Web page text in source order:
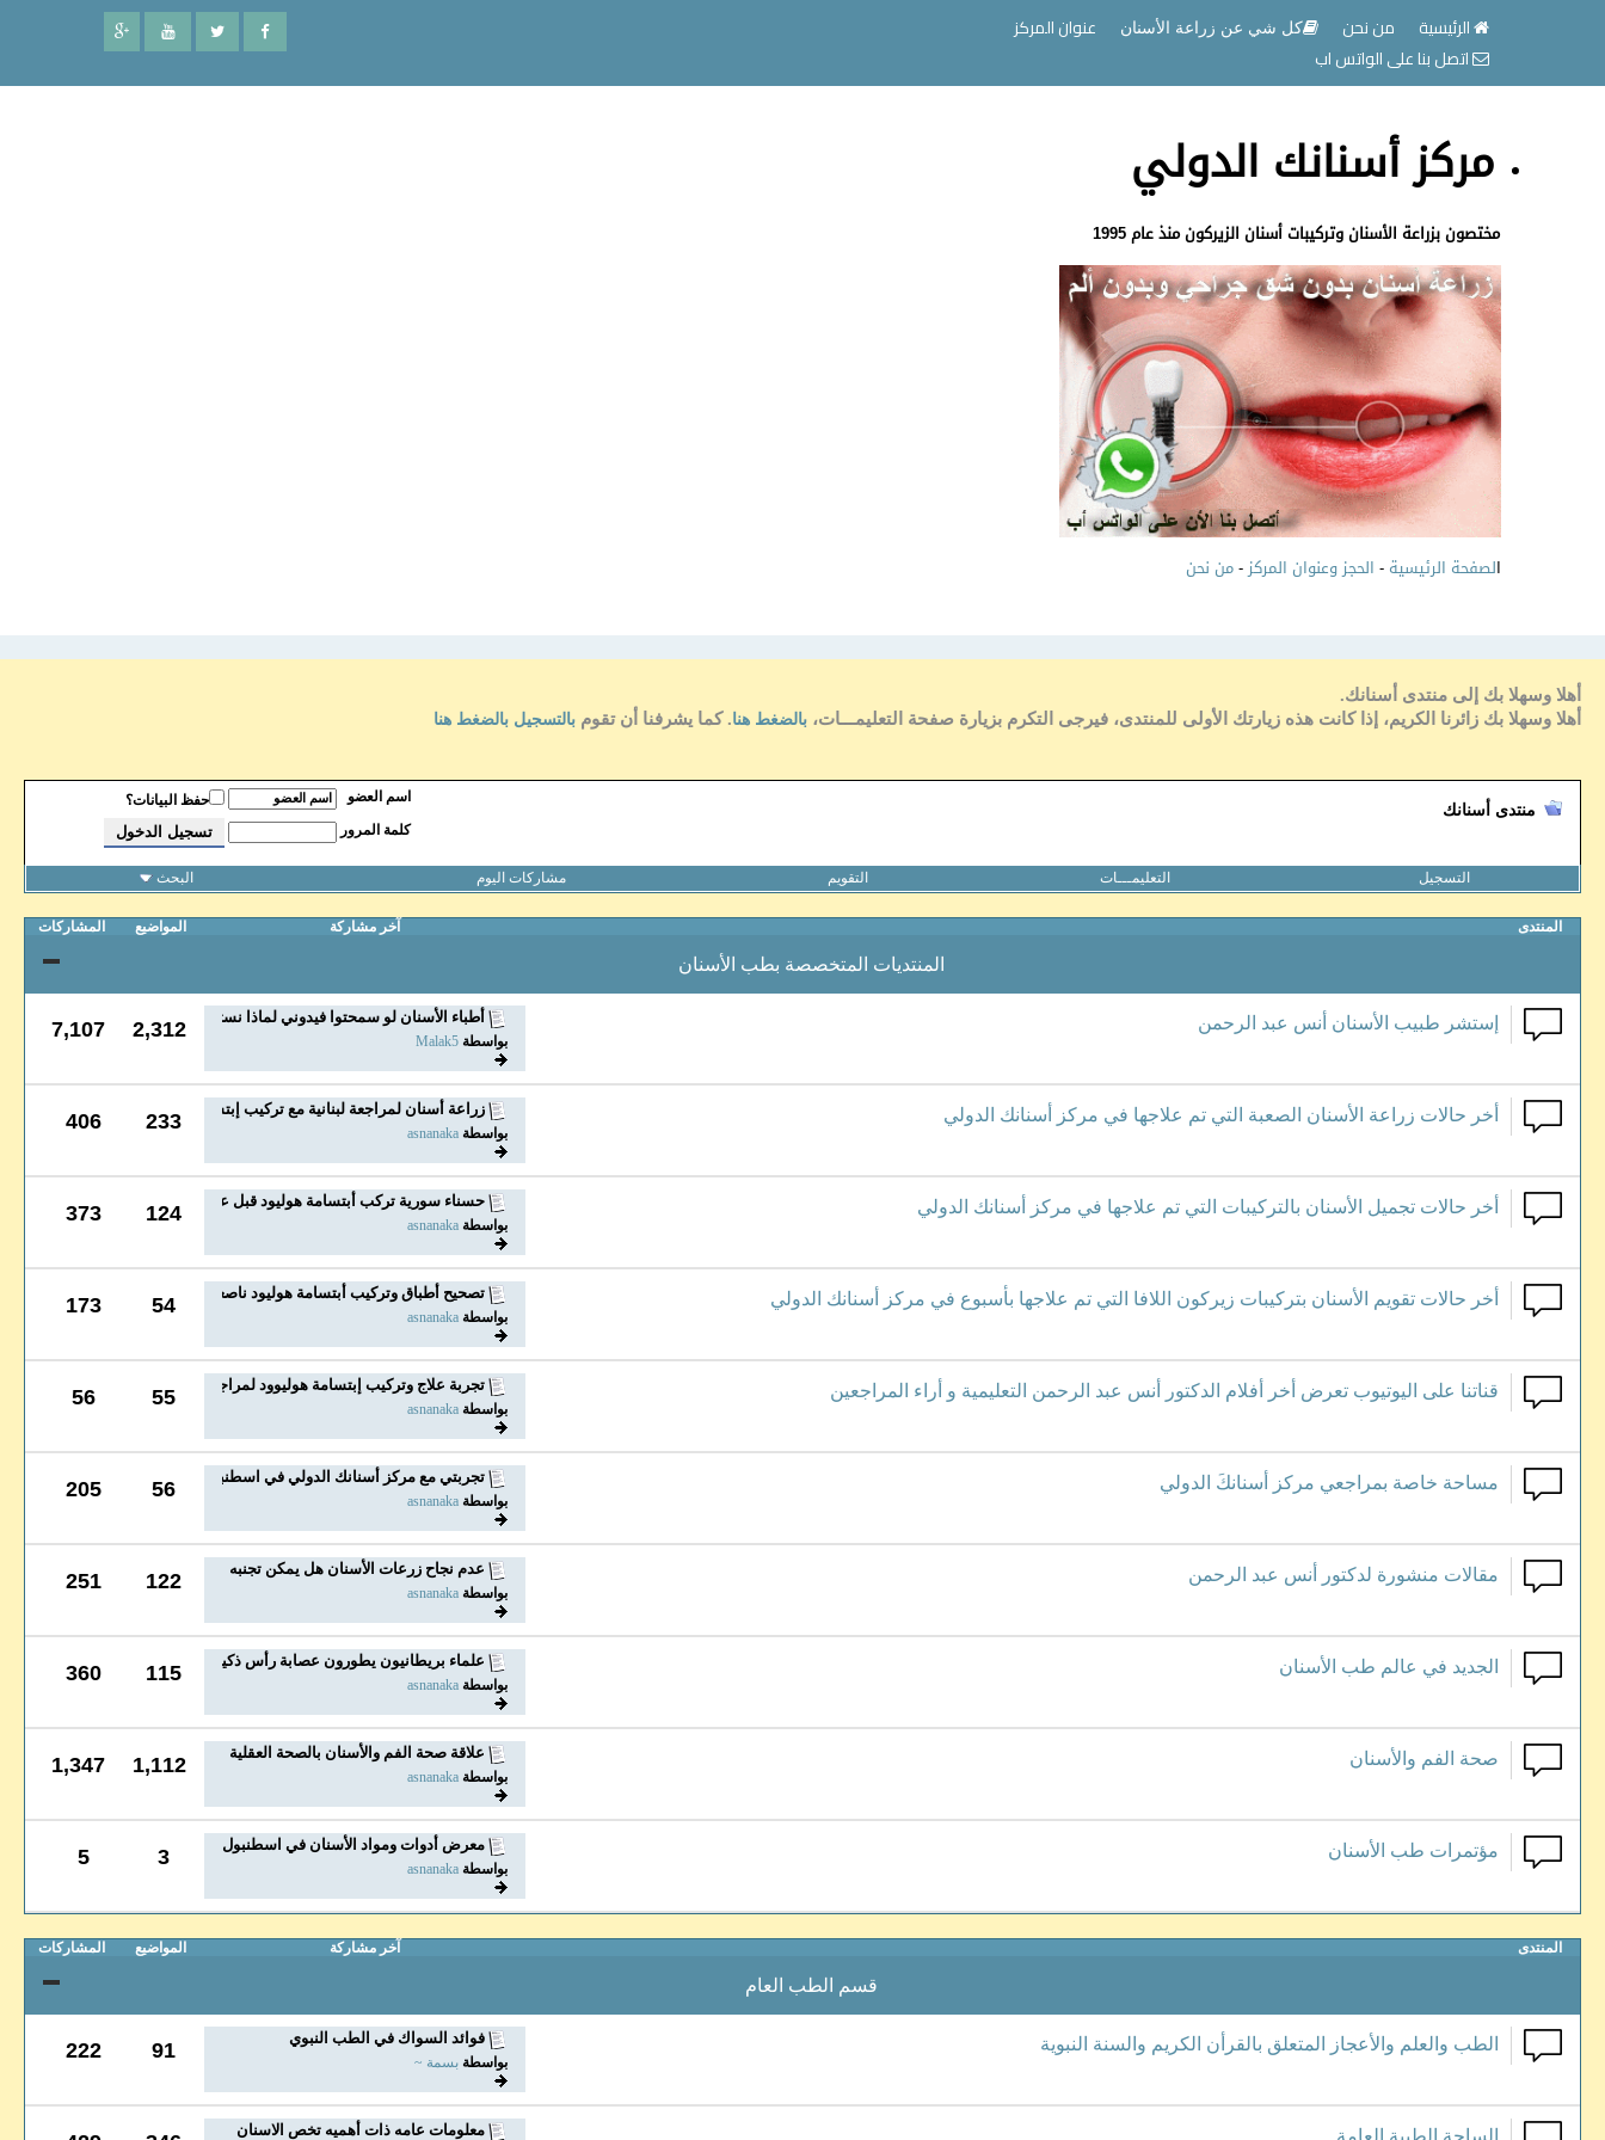
الرئيسية من نحن كل شي عن زراعة الأسنان
عنوان المركز
اتصل بنا على الواتس اب
مركز أسنانك الدولي
مختصون بزراعة الأسنان وتركيبات أسنان الزيركون منذ عام 1995
الصفحة الرئيسية - الحجز وعنوان المركز-من نحن
أهلا وسهلا بك إلى منتدى أسنانك.
أهلا وسهلا بك زائرنا الكريم، إذا كانت هذه زيارتك الأولى للمنتدى، فيرجى التكرم بزيارة صفحة التعليمـــات، بالضغط هنا. كما يشرفنا أن تقوم بالتسجيل بالضغط هنا
منتدى أسنانك
اسم العضو
حفظ البيانات؟
كلمة المرور
التسجيل التعليمـــات التقويم مشاركات اليوم البحث
المنتدى آخر مشاركة المواضيع المشاركات
المنتديات المتخصصة بطب الأسنان
إستشر طبيب الأسنان أنس عبد الرحمن أطباء الأسنان لو سمحتوا فيدوني لماذا نستخدم شمع...
بواسطة Malak5
2,312
7,107
أخر حالات زراعة الأسنان الصعبة التي تم علاجها في مركز أسنانك الدولي زراعة أسنان لمراجعة لبنانية مع تركيب إبتسامه...
بواسطة asnanaka
233
406
أخر حالات تجميل الأسنان بالتركيبات التي تم علاجها في مركز أسنانك الدولي حسناء سورية تركب أبتسامة هوليود قبل عرسها وتتشكر...
بواسطة asnanaka
124
373
أخر حالات تقويم الأسنان بتركيبات زيركون اللافا التي تم علاجها بأسبوع في مركز أسنانك الدولي تصحيح أطباق وتركيب أبتسامة هوليود ناصعة البياض...
بواسطة asnanaka
54
173
قناتنا على اليوتيوب تعرض أخر أفلام الدكتور أنس عبد الرحمن التعليمية و أراء المراجعين تجربة علاج وتركيب إبتسامة هوليوود لمراجعة عانت من...
بواسطة asnanaka
55
56
مساحة خاصة بمراجعي مركز أسنانكَ الدولي تجربتي مع مركز أسنانك الدولي في اسطنبول بعد فقد...
بواسطة asnanaka
56
205
مقالات منشورة لدكتور أنس عبد الرحمن عدم نجاح زرعات الأسنان هل يمكن تجنبه
بواسطة asnanaka
122
251
الجديد في عالم طب الأسنان علماء بريطانيون يطورون عصابة رأس ذكية لوقف الجز...
بواسطة asnanaka
115
360
صحة الفم والأسنان علاقة صحة الفم والأسنان بالصحة العقلية
بواسطة asnanaka
1,112
1,347
مؤتمرات طب الأسنان معرض أدوات ومواد الأسنان في اسطنبول: بوابة إلى...
بواسطة asnanaka
3
5
المنتدى آخر مشاركة المواضيع المشاركات
قسم الطب العام
الطب والعلم والأعجاز المتعلق بالقرأن الكريم والسنة النبوية فوائد السواك في الطب النبوي
بواسطة بسمة ~ 91
222
الساحة الطبية العامة معلومات عامه ذات أهميه تخص الاسنان